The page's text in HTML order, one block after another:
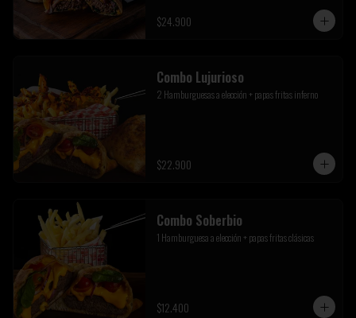
$24.900
Combo Lujurioso
2 Hamburguesas a elección + papas fritas inferno
$22.900
Combo Soberbio
1 Hamburguesa a elección + papas fritas clásicas
$12.400